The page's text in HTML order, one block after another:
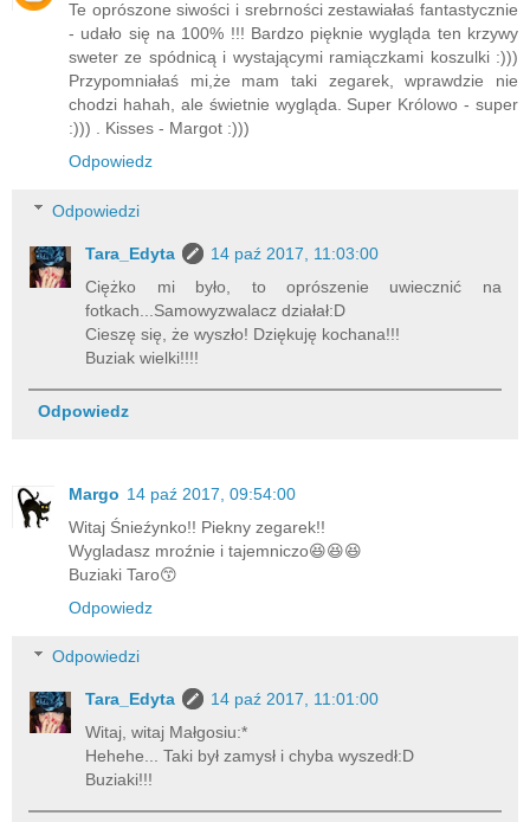
Te oprószone siwości i srebrności zestawiałaś fantastycznie
- udało się na 100% !!! Bardzo pięknie wygląda ten krzywy
sweter ze spódnicą i wystającymi ramiączkami koszulki :)))
Przypomniałaś mi,że mam taki zegarek, wprawdzie nie
chodzi hahah, ale świetnie wygląda. Super Królowo - super
:))) . Kisses - Margot :)))
Odpowiedz
Odpowiedzi
Tara_Edyta
14 paź 2017, 11:03:00
Ciężko mi było, to oprószenie uwiecznić na
fotkach...Samowyzwalacz działał:D
Cieszę się, że wyszło! Dziękuję kochana!!!
Buziak wielki!!!!
Odpowiedz
Margo 14 paź 2017, 09:54:00
Witaj Śnieźynko!! Piekny zegarek!!
Wygladasz mroźnie i tajemniczo😆😆😆
Buziaki Taro😙
Odpowiedz
Odpowiedzi
Tara_Edyta
14 paź 2017, 11:01:00
Witaj, witaj Małgosiu:*
Hehehe... Taki był zamysł i chyba wyszedł:D
Buziaki!!!